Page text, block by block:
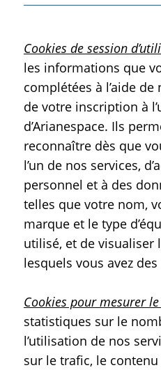
Cookies de session
les informations que
complétées à l’aide
de votre inscription à
d’Arianespace. Ils
reconnaître dès que
l’un de nos services,
personnel et à des
telles que votre nom,
marque et le type
utilisé, et de visualiser
lesquels vous avez
Cookies pour mesurer
statistiques sur le
l’utilisation de nos
sur le trafic, le contenu